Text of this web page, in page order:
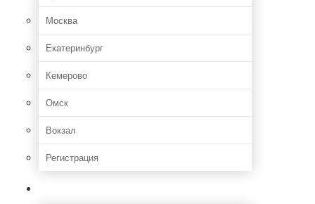
Москва
Екатеринбург
Кемерово
Омск
Вокзал
Регистрация